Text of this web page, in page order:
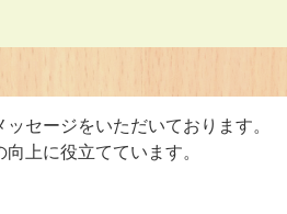
セージをいただいております。
上に役立てています。